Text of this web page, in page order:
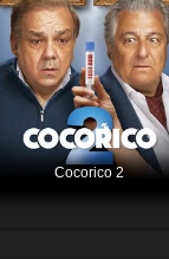
Cocorico 2